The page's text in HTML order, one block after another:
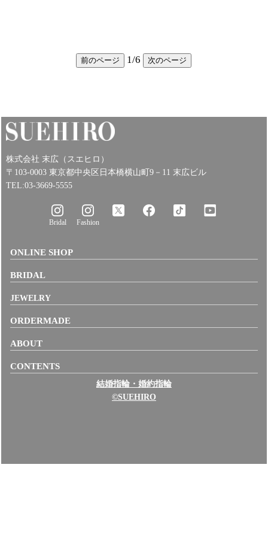
前のページ 1/6 次のページ
株式会社 末広（スエヒロ）
〒103-0003 東京都中央区日本橋横山町9－11 末広ビル
TEL:03-3669-5555
Bridal Fashion
ONLINE SHOP
BRIDAL
JEWELRY
ORDERMADE
ABOUT
CONTENTS
結婚指輪・婚約指輪
©SUEHIRO